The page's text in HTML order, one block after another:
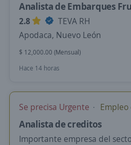
Analista de Embarques
2.8
TEVA RH
Apodaca, Nuevo León
$ 12,000.00 (Mensual)
Hace 14 horas
Se precisa Urgente
Analista de creditos
Importante empresa del